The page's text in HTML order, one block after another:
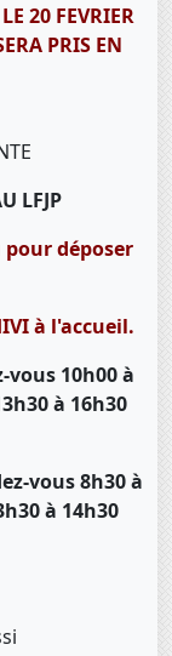
20 FEVRIER
PRIS EN
LFJP
pour déposer
à l'accueil.
10h00 à
à 16h30
vous 8h30 à
à 14h30